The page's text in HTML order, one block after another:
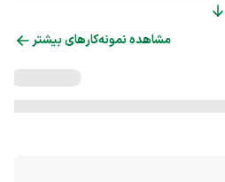
مشاهده نمونه‌کارهای بیشتر